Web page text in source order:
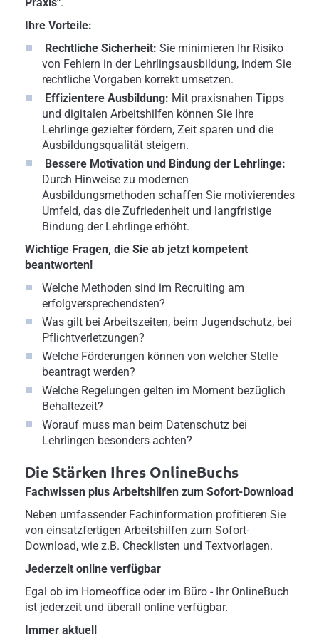
Ihre Vorteile:
Rechtliche Sicherheit: Sie minimieren Ihr Risiko
von Fehlern in der Lehrlingsausbildung, indem Sie
rechtliche Vorgaben korrekt umsetzen.
Effizientere Ausbildung: Mit praxisnahen Tipps
und digitalen Arbeitshilfen können Sie Ihre
Lehrlinge gezielter fördern, Zeit sparen und die
Ausbildungsqualität steigern.
Bessere Motivation und Bindung der Lehrlinge:
Durch Hinweise zu modernen
Ausbildungsmethoden schaffen Sie motivierendes
Umfeld, das die Zufriedenheit und langfristige
Bindung der Lehrlinge erhöht.
Wichtige Fragen, die Sie ab jetzt kompetent
beantworten!
Welche Methoden sind im Recruiting am
erfolgversprechendsten?
Was gilt bei Arbeitszeiten, beim Jugendschutz, bei
Pflichtverletzungen?
Welche Förderungen können von welcher Stelle
beantragt werden?
Welche Regelungen gelten im Moment bezüglich
Behaltezeit?
Worauf muss man beim Datenschutz bei
Lehrlingen besonders achten?
Die Stärken Ihres OnlineBuchs
Fachwissen plus Arbeitshilfen zum Sofort-Download
Neben umfassender Fachinformation profitieren Sie
von einsatzfertigen Arbeitshilfen zum Sofort-
Download, wie z.B. Checklisten und Textvorlagen.
Jederzeit online verfügbar
Egal ob im Homeoffice oder im Büro - Ihr OnlineBuch
ist jederzeit und überall online verfügbar.
Immer aktuell